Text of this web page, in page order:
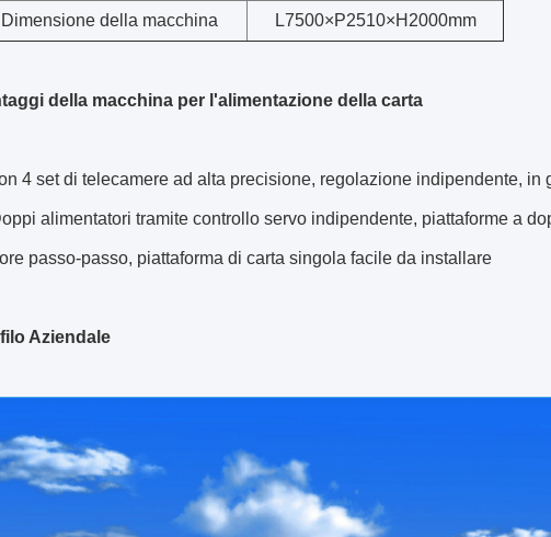
Dimensione della macchina L7500×P2510×H2000mm
della macchina per l'alimentazione della carta
4 set di telecamere ad alta precisione, regolazione indipendente,
alimentatori tramite controllo servo indipendente, piattaforme a
passo-passo, piattaforma di carta singola facile da installare
Aziendale